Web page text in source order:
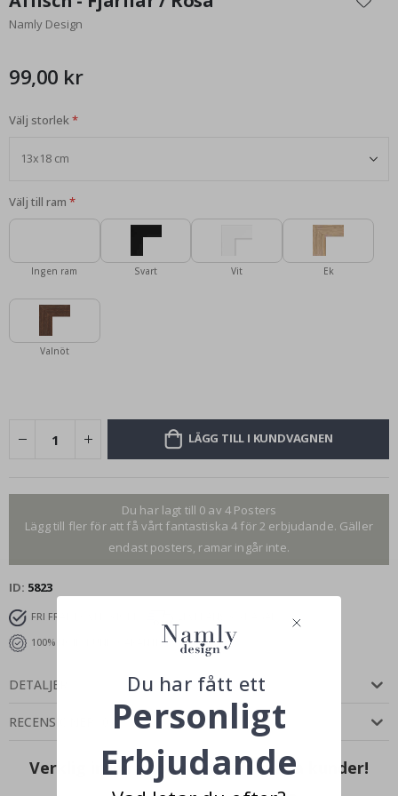
början
av
Namly Design
99,00 kr
Välj storlek
Välj till ram
Ingen ram Svart Vit Ek
Valnöt
LÄGG TILL I KUNDVAGNEN
Du har lagt till 0 av 4 Posters
Lägg till fler för att få vårt fantastiska 4 för 2 erbjudande. Gäller
endast posters, ramar ingår inte.
ID 5823
FRI FRAKT ÖVER 349 KR
100% NÖJD-KUND-GARANTI
DETALJER
RECENSIONER
Verklig inspiration från våra glada kunder!
Du har fått ett
Personligt
Erbjudande